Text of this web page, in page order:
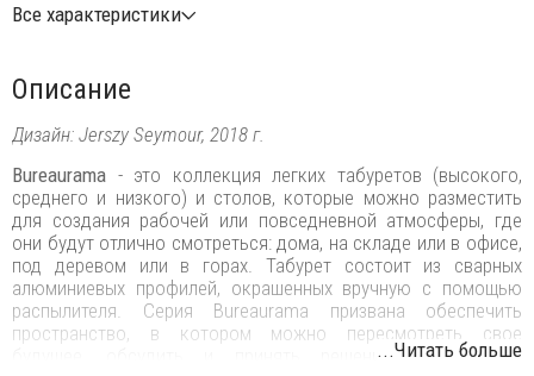
Все характеристики
Описание
Дизайн: Jerszy Seymour, 2018 г.
Bureaurama - это коллекция легких табуретов (высокого,
среднего и низкого) и столов, которые можно разместить
для создания рабочей или повседневной атмосферы, где
они будут отлично смотреться: дома, на складе или в офисе,
под деревом или в горах. Табурет состоит из сварных
алюминиевых профилей, окрашенных вручную с помощью
распылителя. Серия Bureaurama призвана обеспечить
пространство, в котором можно пересмотреть свое
будущее, обсудить и принять решения, или просто
...Читать больше